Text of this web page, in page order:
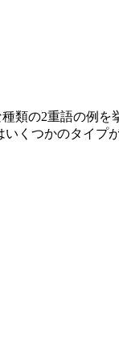
類の2重語の例を
くつかのタイプ